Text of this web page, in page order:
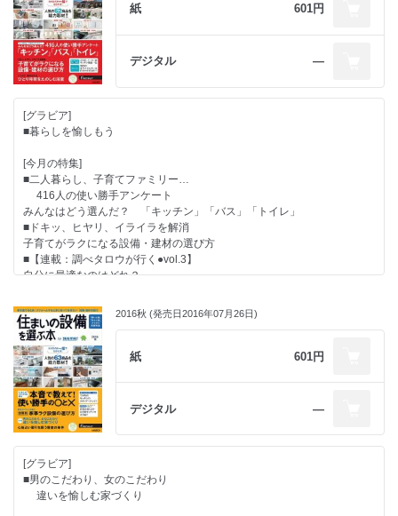
■選ぶ順番がわかる
新築＆リフォーム 設備決定の成功ダンドリ
■カタログを使って楽しく＆賢く設備を選ぼう
●話題の情報が満載！ Close up
「使い心地」「住み心地」がわかる実例特集
●部位から探せる 設備＆建材レポート
紙 601円
デジタル ―
[グラビア]
■暮らしを愉しもう
[今月の特集]
■二人暮らし、子育てファミリー…
416人の使い勝手アンケート
みんなはどう選んだ？ 「キッチン」「バス」「トイレ」
■ドキッ、ヒヤリ、イライラを解消
子育てがラクになる設備・建材の選び方
■【連載：調べタロウが行く●vol.3】
自分に最適なのはどれ？
■くつろぐ、癒やされる
ひとり時間をたのしむ浴室
■【連載：Pick Up】
2020年 家でエネルギーを作るのが普通になる？！
■選ぶ順番がわかる
新築＆リフォーム 設備決定の成功ダンドリ
■先輩たちのクチコミ満載
失敗しない設備選びのための情報活用術
●部位から探せる
設備＆建材レポート
2016秋 (発売日2016年07月26日)
紙 601円
デジタル ―
[グラビア]
■男のこだわり、女のこだわり
違いを愉しむ家づくり